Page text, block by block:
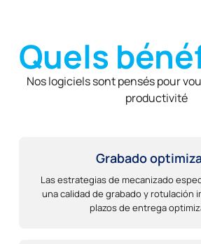
Quels
Nos logiciels sont pensés pour
productivité
Grabado
Las estrategias de mecanizado
una calidad de grabado y rotulación
plazos de entrega